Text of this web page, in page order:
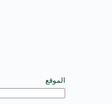
الموقع